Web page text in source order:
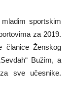
sportskim
za 2019.
članice Ženskog
Bužim, a
sve učesnike.